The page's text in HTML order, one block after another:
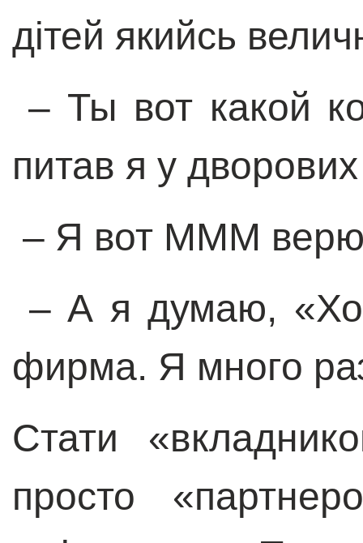
дітей якийсь
– Ты вот какой
питав я у
– Я вот МММ
–А я думаю, «
фирма. Я много
Стати «
просто «